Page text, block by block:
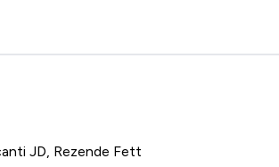
JD, Rezende Fett